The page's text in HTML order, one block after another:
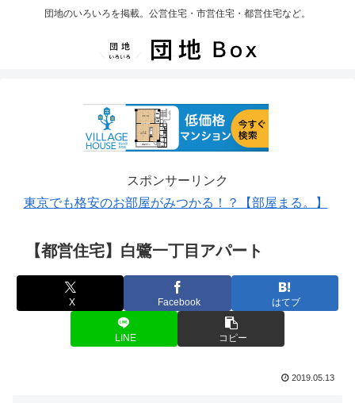
団地のいろいろを掲載。公営住宅・市営住宅・都営住宅など。
スポンサーリンク
東京でも格安のお部屋がみつかる！？【部屋まる。】
【都営住宅】白鷺一丁目アパート
X Facebook はてブ
LINE コピー
2019.05.13